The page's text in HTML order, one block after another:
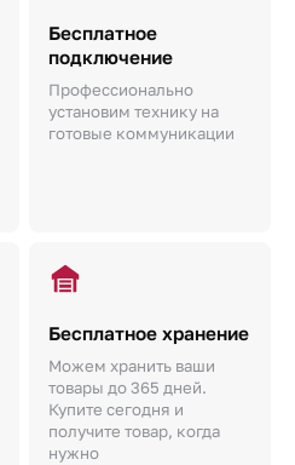
Бесплатное
подключение
Профессионально
установим технику на
готовые коммуникации
Бесплатное хранение
Можем хранить ваши
товары до 365 дней.
Купите сегодня и
получите товар, когда
нужно